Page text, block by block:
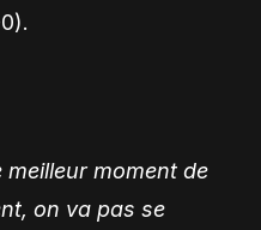
meilleur moment de
on va pas se